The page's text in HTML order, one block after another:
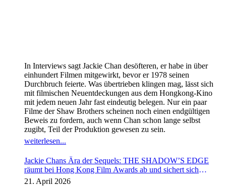
In Interviews sagt Jackie Chan desöfteren, er habe in über
einhundert Filmen mitgewirkt, bevor er 1978 seinen
Durchbruch feierte. Was übertrieben klingen mag, lässt sich
mit filmischen Neuentdeckungen aus dem Hongkong-Kino
mit jedem neuen Jahr fast eindeutig belegen. Nur ein paar
Filme der Shaw Brothers scheinen noch einen endgültigen
Beweis zu fordern, auch wenn Chan schon lange selbst
zugibt, Teil der Produktion gewesen zu sein.
weiterlesen...
Jackie Chans Ära der Sequels: THE SHADOW’S EDGE
räumt bei Hong Kong Film Awards ab und sichert sich
Fortsetzung
21. April 2026